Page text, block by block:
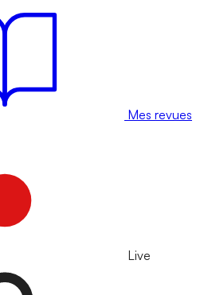
Mes revues
Live